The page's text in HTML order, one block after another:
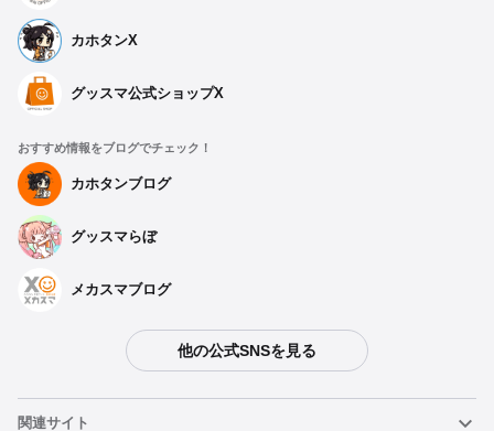
カホタンX
グッスマ公式ショップX
おすすめ情報をブログでチェック！
カホタンブログ
グッスマらぼ
メカスマブログ
他の公式SNSを見る
関連サイト